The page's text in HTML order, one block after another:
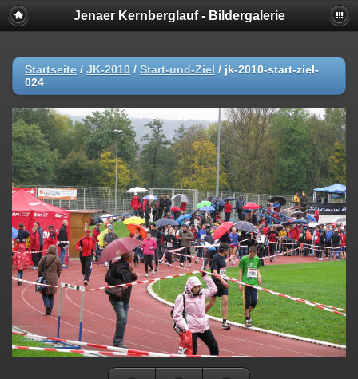
Jenaer Kernberglauf - Bildergalerie
Startseite / JK-2010 / Start-und-Ziel / jk-2010-start-ziel-
024